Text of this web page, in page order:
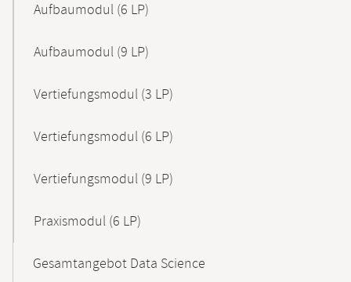
Aufbaumodul (6 LP)
Aufbaumodul (9 LP)
Vertiefungsmodul (3 LP)
Vertiefungsmodul (6 LP)
Vertiefungsmodul (9 LP)
Praxismodul (6 LP)
Gesamtangebot Data Science